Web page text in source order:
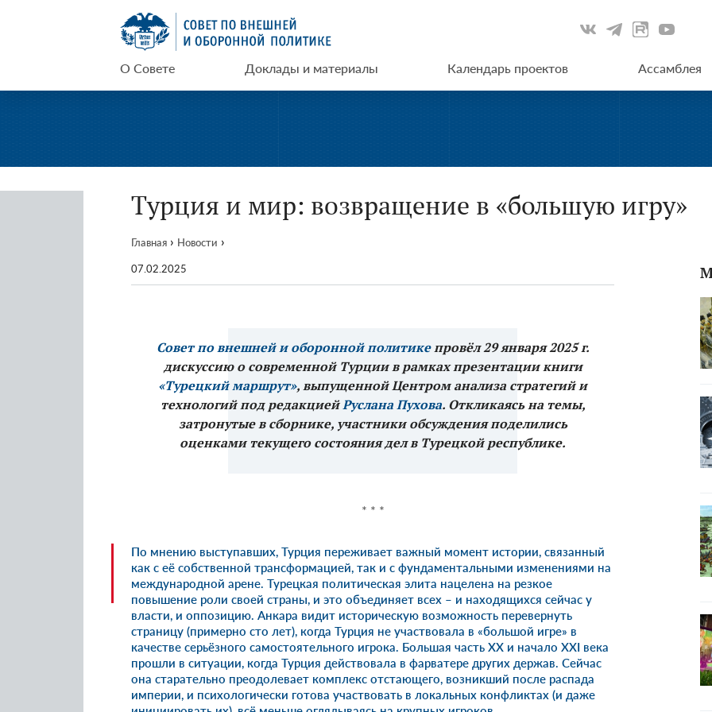
СВОП
О Совете Доклады и материалы Календарь проектов Ассамблея
Турция и мир: возвращение в «большую игру»
Главная › Новости ›
07.02.2025
Совет по внешней и оборонной политикепровёл 29 января 2025 г.
дискуссию о современной Турции в рамках презентации книги
«Турецкий маршрут», выпущенной Центром анализа стратегий и
технологий под редакциейРуслана Пухова. Откликаясь на темы,
затронутые в сборнике, участники обсуждения поделились
оценками текущего состояния дел в Турецкой республике.
* * *
По мнению выступавших, Турция переживает важный момент истории, связанный
как с её собственной трансформацией, так и с фундаментальными изменениями на
международной арене. Турецкая политическая элита нацелена на резкое
повышение роли своей страны, и это объединяет всех – и находящихся сейчас у
власти, и оппозицию. Анкара видит историческую возможность перевернуть
страницу (примерно сто лет), когда Турция не участвовала в «большой игре» в
качестве серьёзного самостоятельного игрока. Большая часть ХХ и начало XXI века
прошли в ситуации, когда Турция действовала в фарватере других держав. Сейчас
она старательно преодолевает комплекс отстающего, возникший после распада
империи, и психологически готова участвовать в локальных конфликтах (и даже